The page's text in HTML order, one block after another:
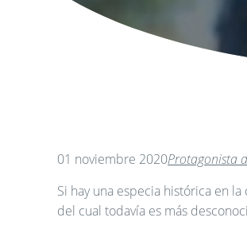
01 noviembre 2020Protagonista
Si hay una especia histórica en
del cual todavía es más